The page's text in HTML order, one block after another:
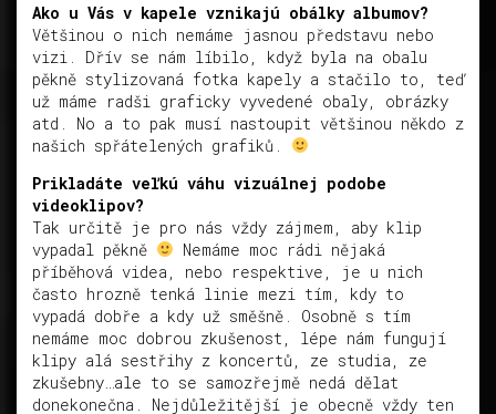
Ako u Vás v kapele vznikajú obálky albumov?
Většinou o nich nemáme jasnou představu nebo
vizi. Dřív se nám líbilo, když byla na obalu
pěkně stylizovaná fotka kapely a stačilo to, teď
už máme radši graficky vyvedené obaly, obrázky
atd. No a to pak musí nastoupit většinou někdo z
našich spřátelených grafiků.
Prikladáte veľkú váhu vizuálnej podobe
videoklipov?
Tak určitě je pro nás vždy zájmem, aby klip
vypadal pěkně
Nemáme moc rádi nějaká
příběhová videa, nebo respektive, je u nich
často hrozně tenká linie mezi tím, kdy to
vypadá dobře a kdy už směšně. Osobně s tím
nemáme moc dobrou zkušenost, lépe nám fungují
klipy alá sestřihy z koncertů, ze studia, ze
zkušebny…ale to se samozřejmě nedá dělat
donekonečna. Nejdůležitější je obecně vždy ten